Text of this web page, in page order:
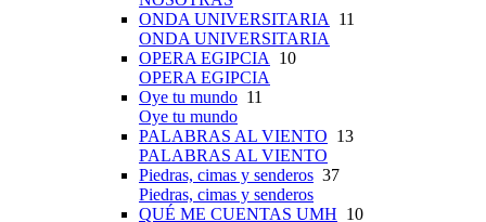
ONDA UNIVERSITARIA
11
ONDA UNIVERSITARIA
OPERA EGIPCIA
10
OPERA EGIPCIA
Oye tu mundo 11
Oye tu mundo
PALABRAS AL VIENTO 13
PALABRAS AL VIENTO
Piedras, cimas y senderos 37
Piedras, cimas y senderos
QUÉ ME CUENTAS UMH 10